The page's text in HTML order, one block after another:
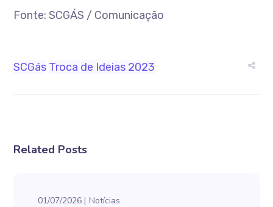
Fonte: SCGÁS / Comunicação
SCGás Troca de Ideias 2023
Related Posts
01/07/2026 Notícias